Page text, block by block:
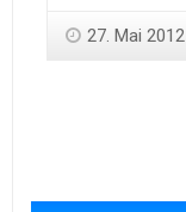
27. Mai 2012